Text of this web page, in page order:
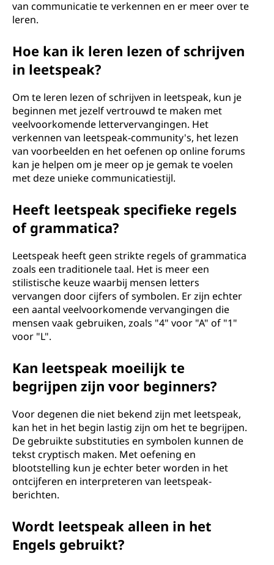
van communicatie te verkennen en er meer over te
leren.
Hoe kan ik leren lezen of schrijven
in leetspeak?
Om te leren lezen of schrijven in leetspeak, kun je
beginnen met jezelf vertrouwd te maken met
veelvoorkomende lettervervangingen. Het
verkennen van leetspeak-community's, het lezen
van voorbeelden en het oefenen op online forums
kan je helpen om je meer op je gemak te voelen
met deze unieke communicatiestijl.
Heeft leetspeak specifieke regels
of grammatica?
Leetspeak heeft geen strikte regels of grammatica
zoals een traditionele taal. Het is meer een
stilistische keuze waarbij mensen letters
vervangen door cijfers of symbolen. Er zijn echter
een aantal veelvoorkomende vervangingen die
mensen vaak gebruiken, zoals "4" voor "A" of "1"
voor "L".
Kan leetspeak moeilijk te
begrijpen zijn voor beginners?
Voor degenen die niet bekend zijn met leetspeak,
kan het in het begin lastig zijn om het te begrijpen.
De gebruikte substituties en symbolen kunnen de
tekst cryptisch maken. Met oefening en
blootstelling kun je echter beter worden in het
ontcijferen en interpreteren van leetspeak-
berichten.
Wordt leetspeak alleen in het
Engels gebruikt?